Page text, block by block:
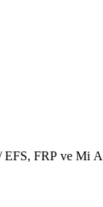
/ EFS, FRP